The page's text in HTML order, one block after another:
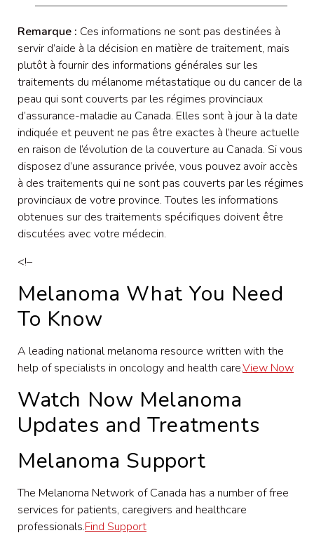
Remarque : Ces informations ne sont pas destinées à
servir d’aide à la décision en matière de traitement, mais
plutôt à fournir des informations générales sur les
traitements du mélanome métastatique ou du cancer de la
peau qui sont couverts par les régimes provinciaux
d’assurance-maladie au Canada. Elles sont à jour à la date
indiquée et peuvent ne pas être exactes à l’heure actuelle
en raison de l’évolution de la couverture au Canada. Si vous
disposez d’une assurance privée, vous pouvez avoir accès
à des traitements qui ne sont pas couverts par les régimes
provinciaux de votre province. Toutes les informations
obtenues sur des traitements spécifiques doivent être
discutées avec votre médecin.
<!–
Melanoma What You Need
To Know
A leading national melanoma resource written with the
help of specialists in oncology and health care.View Now
Watch Now Melanoma
Updates and Treatments
Melanoma Support
The Melanoma Network of Canada has a number of free
services for patients, caregivers and healthcare
professionals.Find Support